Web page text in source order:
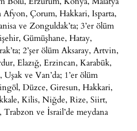
Afyon, Çorum, Hakkari, Isparta,
ve Zonguldak’ta; 3’er ölüm
Gümüşhane, Hatay,
2’şer ölüm Aksaray, Artvin,
Elazığ, Erzincan, Karabük,
ve Van’da; 1’er ölüm
Düzce, Giresun, Hakkari,
Kilis, Niğde, Rize, Siirt,
ve İsrail’de meydana